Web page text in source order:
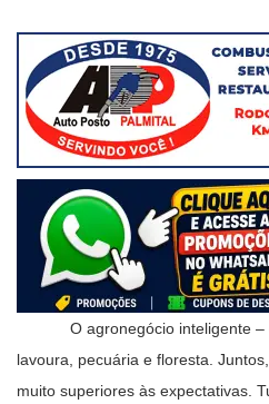
O agronegócio inteligente – e
lavoura, pecuária e floresta.
muito superiores às expectativas.